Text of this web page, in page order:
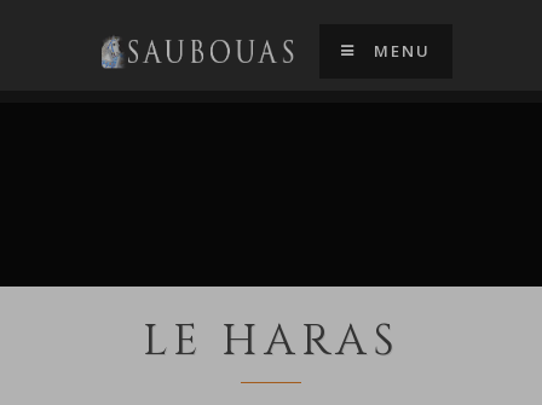
MENU
LE HARAS